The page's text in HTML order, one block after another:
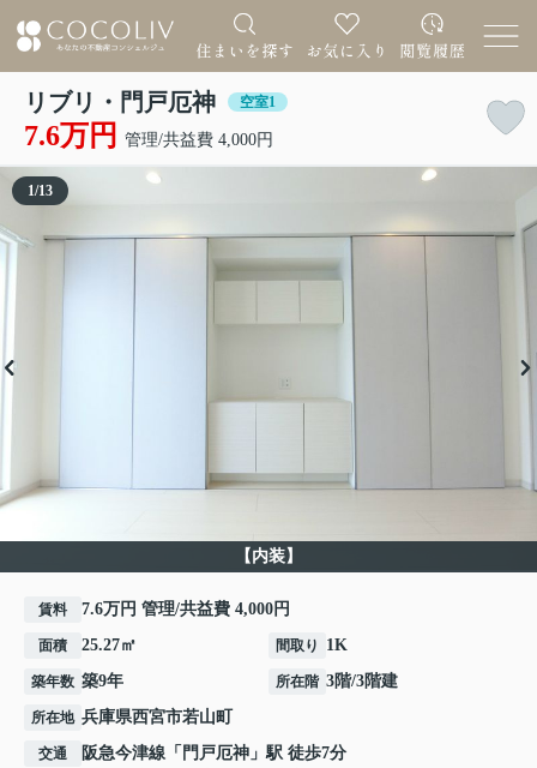
リブリ・門戸厄神 空室1
7.6万円 管理/共益費 4,000円
【内装】
1/13
賃料 7.6万円 管理/共益費 4,000円
面積 25.27㎡ 間取り 1K
築年数 築9年 所在階 3階/3階建
所在地 兵庫県西宮市若山町
交通 阪急今津線 「 門戸厄神 」駅 徒歩7分